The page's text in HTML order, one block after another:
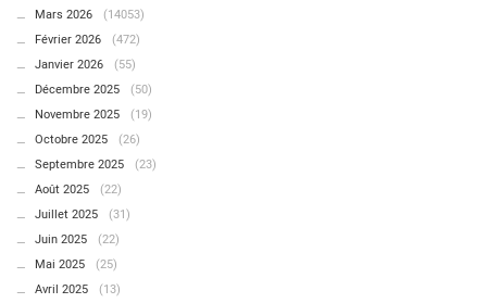
Mars 2026
(14053)
Février 2026
(472)
Janvier 2026
(55)
Décembre 2025
(50)
Novembre 2025
(19)
Octobre 2025
(26)
Septembre 2025
(23)
Août 2025
(22)
Juillet 2025
(31)
Juin 2025
(22)
Mai 2025
(25)
Avril 2025
(13)